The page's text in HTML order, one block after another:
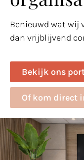
Benieuwd wat wij
dan vrijblijvend
Bekijk ons
Of kom direct